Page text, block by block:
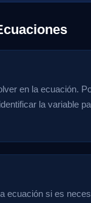
en la ecuación.
la variable
ecuación si es